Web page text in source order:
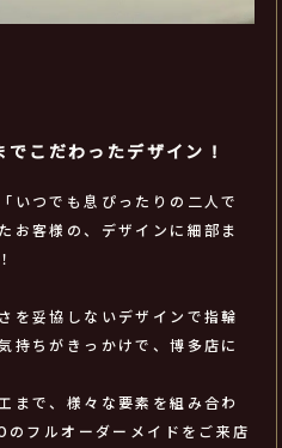
こだわったデザイン！
いつでも息ぴったりの二人で
お客様の、デザインに細部ま
を妥協しないデザインで指輪
持ちがきっかけで、博多店に
まで、様々な要素を組み合わ
フルオーダーメイドをご来店